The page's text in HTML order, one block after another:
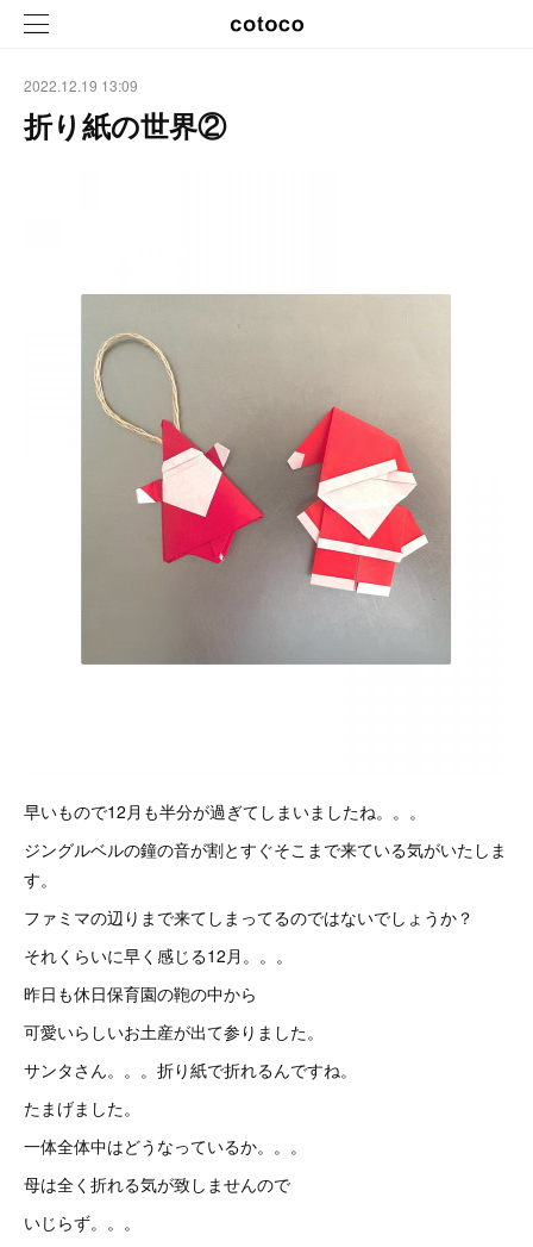
2022.12.19 13:09
折り紙の世界②
早いもので12月も半分が過ぎてしまいましたね。。。
ジングルベルの鐘の音が割とすぐそこまで来ている気がいたしま
す。
ファミマの辺りまで来てしまってるのではないでしょうか？
それくらいに早く感じる12月。。。
昨日も休日保育園の鞄の中から
可愛いらしいお土産が出て参りました。
サンタさん。。。折り紙で折れるんですね。
たまげました。
一体全体中はどうなっているか。。。
母は全く折れる気が致しませんので
いじらず。。。